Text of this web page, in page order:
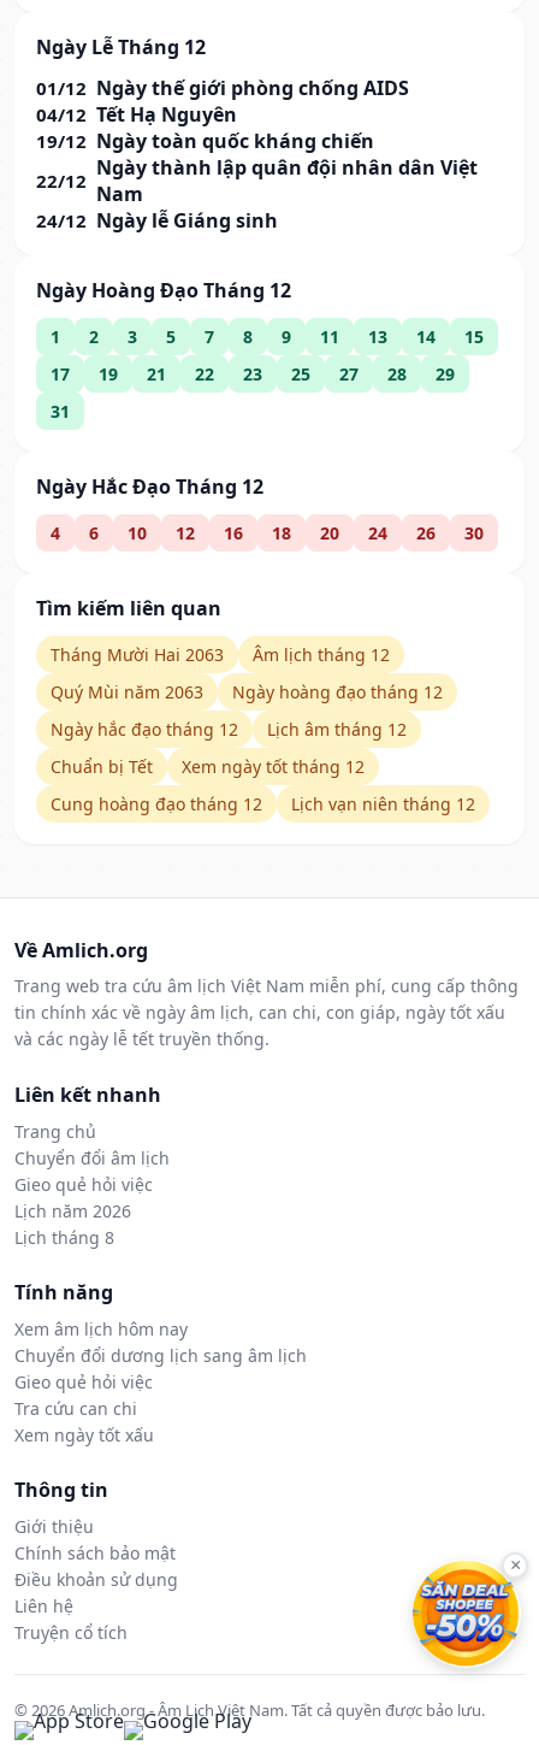
Ngày Lễ Tháng 12
01/12 Ngày thế giới phòng chống AIDS
04/12 Tết Hạ Nguyên
19/12 Ngày toàn quốc kháng chiến
22/12 Ngày thành lập quân đội nhân dân Việt
Nam
24/12 Ngày lễ Giáng sinh
Ngày Hoàng Đạo Tháng 12
1 2 3 5 7 8 9 11 13 14
15
17
19 21 22 23 25 27 28
29
31
Ngày Hắc Đạo Tháng 12
4 6 10 12 16 18 20 24 26 30
Tìm kiếm liên quan
Tháng Mười Hai 2063
Âm lịch tháng 12
Quý Mùi năm 2063
Ngày hoàng đạo tháng 12
Ngày hắc đạo tháng 12
Lịch âm tháng 12
Chuẩn bị Tết
Xem ngày tốt tháng 12
Cung hoàng đạo tháng 12
Lịch vạn niên tháng 12
Về Amlich.org
Trang web tra cứu âm lịch Việt Nam miễn phí, cung cấp thông
tin chính xác về ngày âm lịch, can chi, con giáp, ngày tốt xấu
và các ngày lễ tết truyền thống.
Liên kết nhanh
Trang chủ
Chuyển đổi âm lịch
Gieo quẻ hỏi việc
Lịch năm 2026
Lịch tháng 8
Tính năng
Xem âm lịch hôm nay
Chuyển đổi dương lịch sang âm lịch
Gieo quẻ hỏi việc
Tra cứu can chi
Xem ngày tốt xấu
Thông tin
Giới thiệu
Chính sách bảo mật
Điều khoản sử dụng
Liên hệ
Truyện cổ tích
© 2026 Amlich.org - Âm Lịch Việt Nam. Tất cả quyền được bảo lưu.
×